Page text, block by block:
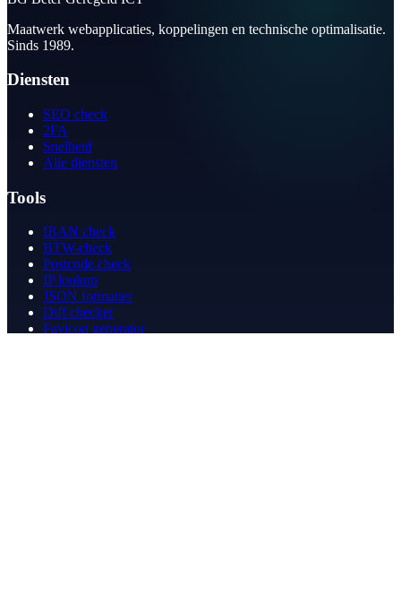
Maatwerk webapplicaties, koppelingen en technische optimalisatie.
Sinds 1989.
Diensten
SEO check
2FA
Snelheid
Alle diensten
Tools
IBAN check
BTW-check
Postcode check
IP lookup
JSON formatter
Diff checker
Favicon generator